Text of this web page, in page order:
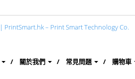
關於我們 常見問題 購物車